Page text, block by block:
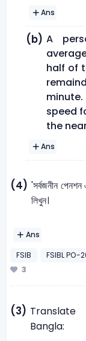
Ans
(b) A
half of
speed
the
Ans
(4) 'সর্বজনীন পেনশন
লিখুন।
Ans
FSIB
FSIBL PO-
3
(3)
Bangla: